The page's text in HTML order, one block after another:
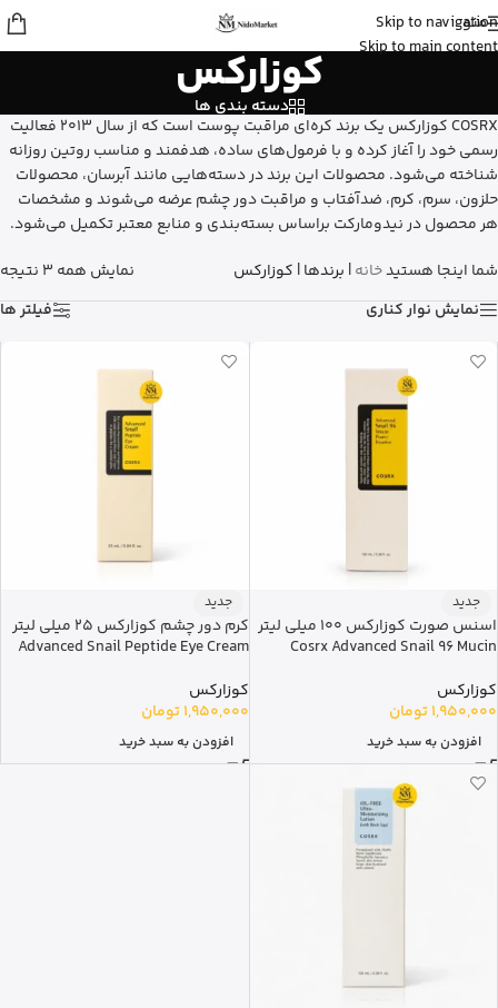
Skip to navigation
Skip to main content
منو
کوزارکس
دسته بندی ها
COSRX کوزارکس یک برند کره‌ای مراقبت پوست است که از سال 2013 فعالیت
رسمی خود را آغاز کرده و با فرمول‌های ساده، هدفمند و مناسب روتین روزانه
شناخته می‌شود. محصولات این برند در دسته‌هایی مانند آبرسان، محصولات
حلزون، سرم، کرم، ضدآفتاب و مراقبت دور چشم عرضه می‌شوند و مشخصات
هر محصول در نیدومارکت براساس بسته‌بندی و منابع معتبر تکمیل می‌شود.
شما اینجا هستیدخانه| برندها| کوزارکس
نمایش همه 3 نتیجه
نمایش نوار کناری
فیلتر ها
جدید
اسنس صورت کوزارکس 100 میلی لیتر
Cosrx Advanced Snail 96 Mucin
کوزارکس
1,950,000تومان
افزودن به سبد خرید
جدید
کرم دور چشم کوزارکس 25 میلی لیتر
Advanced Snail Peptide Eye Cream
کوزارکس
1,950,000 تومان
افزودن به سبد خرید
علیاز ساری
بالم سیکاپلاست لاروش پوزای رو خرید